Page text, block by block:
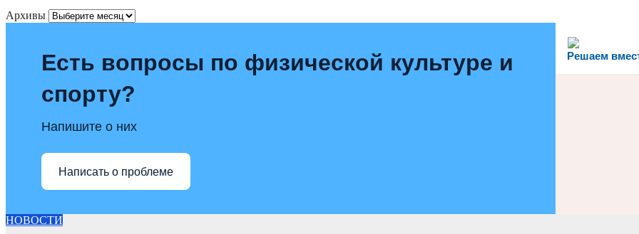
Архивы
Решаем
Есть вопросы по физической культуре и
спорту?
Напишите о них
Написать о проблеме
НОВОСТИ